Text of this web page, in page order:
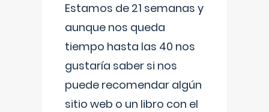
Estamos de 21 semanas y
aunque nos queda
tiempo hasta las 40 nos
gustaría saber si nos
puede recomendar algún
sitio web o un libro con el